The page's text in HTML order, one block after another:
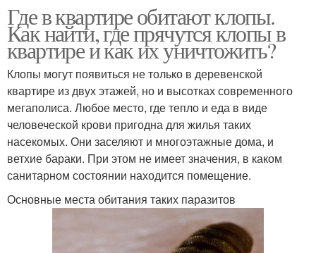
Где в квартире обитают клопы.
Как найти, где прячутся клопы в
квартире и как их уничтожить?
Клопы могут появиться не только в деревенской
квартире из двух этажей, но и высотках современного
мегаполиса. Любое место, где тепло и еда в виде
человеческой крови пригодна для жилья таких
насекомых. Они заселяют и многоэтажные дома, и
ветхие бараки. При этом не имеет значения, в каком
санитарном состоянии находится помещение.
Основные места обитания таких паразитов